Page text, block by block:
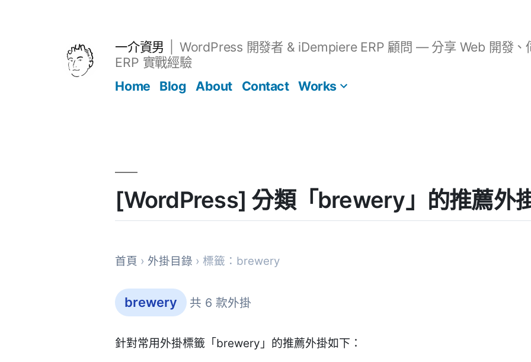
一介資男
WordPress 開發者 & iDempiere ERP 顧問 — 分享 Web 開發、
ERP 實戰經驗
Home
Blog About Contact Works
[WordPress] 分類「brewery」的推薦外
首頁 › 外掛目錄 › 標籤：brewery
brewery 共 6 款外掛
針對常用外掛標籤「brewery」的推薦外掛如下：